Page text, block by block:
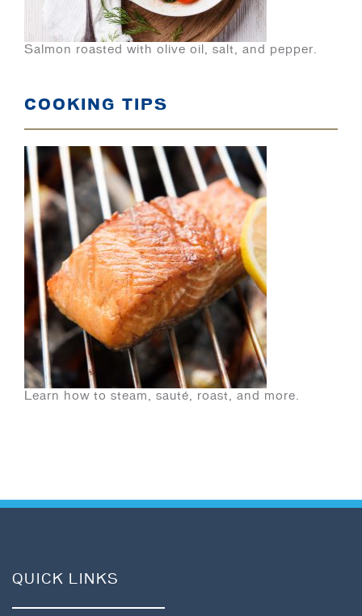
Salmon roasted with olive oil, salt, and pepper.
COOKING TIPS
Learn how to steam, sauté, roast, and more.
QUICK LINKS